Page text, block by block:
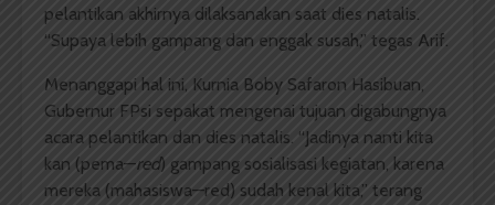
pelantikan akhirnya dilaksanakan saat dies natalis.
“Supaya lebih gampang dan enggak susah,” tegas Arif.
Menanggapi hal ini, Kurnia Boby Safaron Hasibuan,
Gubernur FPsi sepakat mengenai tujuan digabungnya
acara pelantikan dan dies natalis. “Jadinya nanti kita
kan (pema—red) gampang sosialisasi kegiatan, karena
mereka (mahasiswa—red) sudah kenal kita,” terang